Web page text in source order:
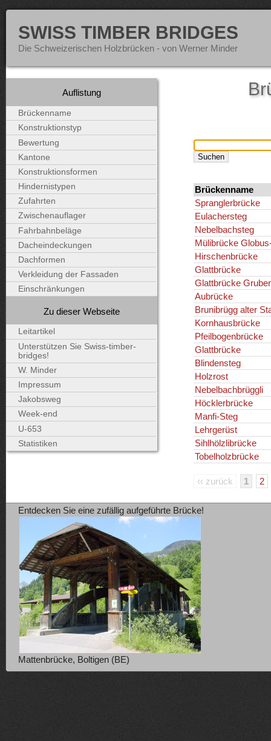
SWISS TIMBER BRIDGES
Die Schweizerischen Holzbrücken - von Werner Minder
Brückenname
Spranglerbrücke
Eulachersteg
Nebelbachsteg
Mülibrücke
Hirschenbrücke
Glattbrücke
Glattbrücke
Aubrücke
Brunibrügg alter
Kornhausbrücke
Pfeilbogenbrücke
Glattbrücke
Blindensteg
Holzrost
Nebelbachbrüggli
Höcklerbrücke
Manfi-Steg
Lehrgerüst
Sihlhölzlibrücke
Tobelholzbrücke
‹‹ zurück 1 2
Auflistung
Brückenname
Konstruktionstyp
Bewertung
Kantone
Konstruktionsformen
Hindernistypen
Zufahrten
Zwischenauflager
Fahrbahnbeläge
Dacheindeckungen
Dachformen
Verkleidung der Fassaden
Einschränkungen
Zu dieser Webseite
Leitartikel
Unterstützen Sie Swiss-timber-
bridges!
W. Minder
Impressum
Jakobsweg
Week-end
U-653
Statistiken
Entdecken Sie eine zufällig aufgeführte Brücke!
Mattenbrücke, Boltigen (BE)